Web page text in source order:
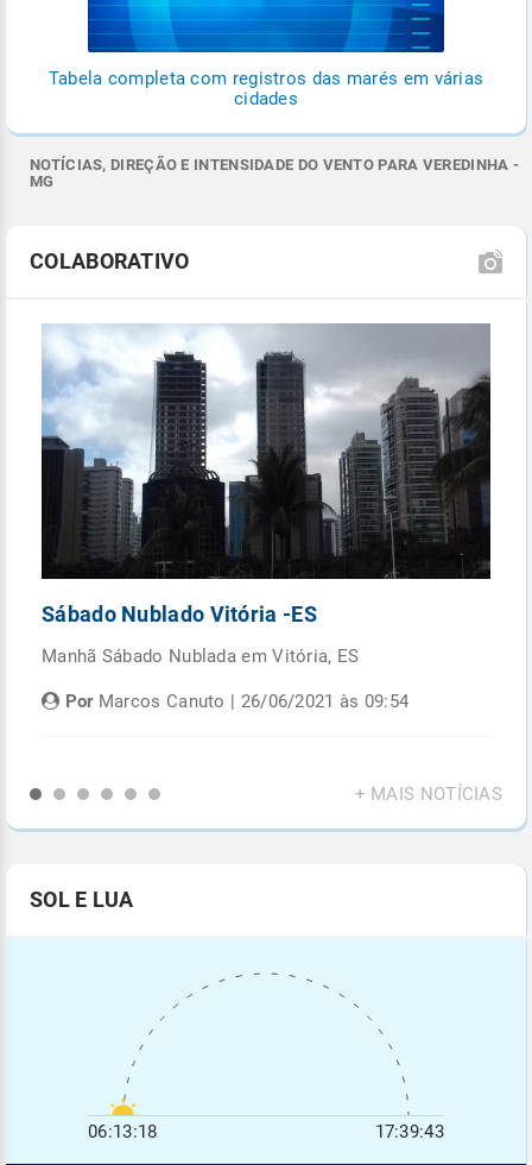
Tabela completa com registros das marés em várias
cidades
NOTÍCIAS, DIREÇÃO E INTENSIDADE DO VENTO PARA VEREDINHA -
MG
COLABORATIVO
Sábado Nublado Vitória -ES
Manhã Sábado Nublada em Vitória, ES
PorMarcos Canuto | 26/06/2021 às 09:54
+ MAIS NOTÍCIAS
SOL E LUA
06:13:18 17:39:43